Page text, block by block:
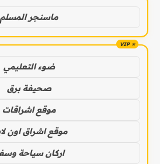
ماسنجر المسلم
ضوء التعليمي
صحيفة برق
موقع اشراقات
موقع اشراق اون
اركان سياحة